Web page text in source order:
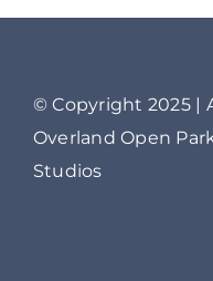
© Copyright 2025 |
Overland Open
Studios